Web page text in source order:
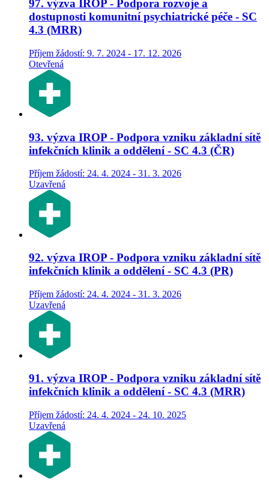
97. výzva IROP - Podpora rozvoje a
dostupnosti komunitní psychiatrické péče - SC
4.3 (MRR)
Příjem žádostí: 9. 7. 2024 - 17. 12. 2026
Otevřená
93. výzva IROP - Podpora vzniku základní sítě
infekčních klinik a oddělení - SC 4.3 (ČR)
Příjem žádostí: 24. 4. 2024 - 31. 3. 2026
Uzavřená
92. výzva IROP - Podpora vzniku základní sítě
infekčních klinik a oddělení - SC 4.3 (PR)
Příjem žádostí: 24. 4. 2024 - 31. 3. 2026
Uzavřená
91. výzva IROP - Podpora vzniku základní sítě
infekčních klinik a oddělení - SC 4.3 (MRR)
Příjem žádostí: 24. 4. 2024 - 24. 10. 2025
Uzavřená